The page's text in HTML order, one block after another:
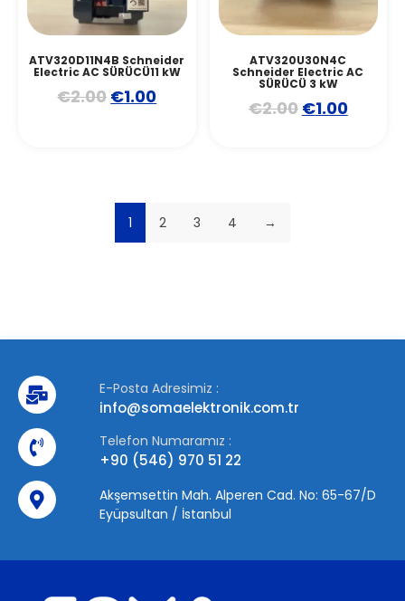
ATV320D11N4B Schneider
Electric AC SÜRÜCÜ11 kW
€2.00 €1.00
ATV320U30N4C
Schneider Electric AC
SÜRÜCÜ 3 kW
€2.00 €1.00
1 2 3 4 →
E-Posta Adresimiz :
info@somaelektronik.com.tr
Telefon Numaramız :
+90 (546) 970 51 22
Akşemsettin Mah. Alperen Cad. No: 65-67/D
Eyüpsultan / İstanbul